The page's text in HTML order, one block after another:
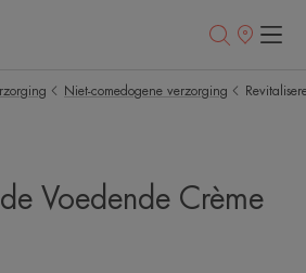
Niet-comedogene verzorging
Voedende Crème